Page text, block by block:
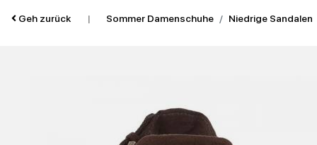
Geh zurück | Sommer Damenschuhe Niedrige Sandalen